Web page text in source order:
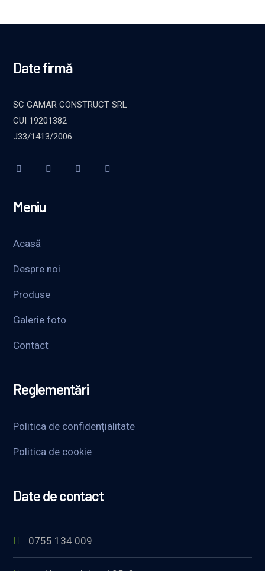
Date firmă
SC GAMAR CONSTRUCT SRL
CUI 19201382
J33/1413/2006
Meniu
Acasă
Despre noi
Produse
Galerie foto
Contact
Reglementări
Politica de confidențialitate
Politica de cookie
Date de contact
0755 134 009